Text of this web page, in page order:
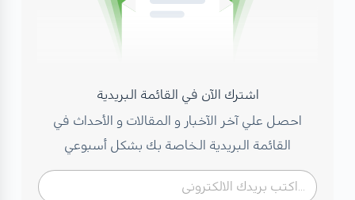
اشترك الآن في القائمة البريدية
احصل علي آخر الآخبار و المقالات و الأحداث في
القائمة البريدية الخاصة بك بشكل أسبوعي